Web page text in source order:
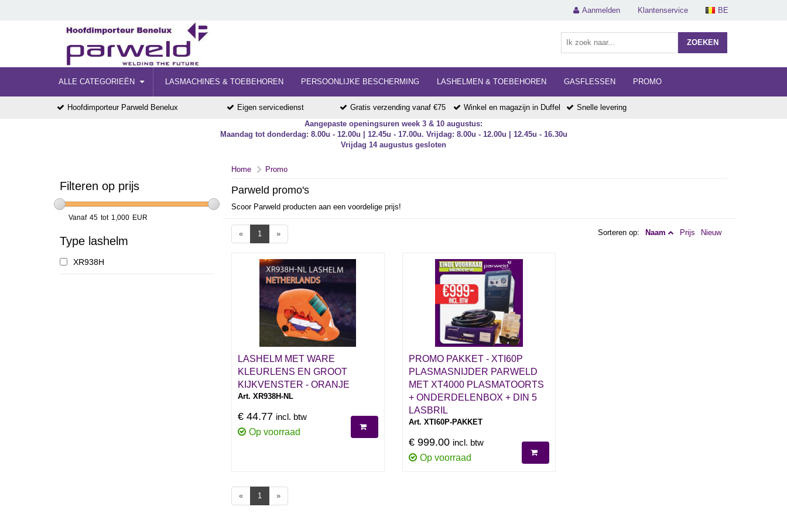
BE
Klantenservice
Aanmelden
ZOEKEN
ALLE CATEGORIEËN LASMACHINES & TOEBEHOREN PERSOONLIJKE BESCHERMING LASHELMEN & TOEBEHOREN GASFLESSEN PROMO
Hoofdimporteur Parweld Benelux Eigen servicedienst Gratis verzending vanaf €75 Winkel en magazijn in Duffel
Snelle levering
Aangepaste openingsuren week 3 & 10 augustus:
Maandag tot donderdag: 8.00u - 12.00u | 12.45u - 17.00u. Vrijdag: 8.00u - 12.00u | 12.45u - 16.30u
Vrijdag 14 augustus gesloten
Filteren op prijs
Vanaf 45 tot 1,000 EUR
Type lashelm
XR938H
Home Promo
Parweld promo's
Scoor Parweld producten aan een voordelige prijs!
« 1 » Sorteren op: Naam Prijs Nieuw
LASHELM MET WARE
KLEURLENS EN GROOT
KIJKVENSTER - ORANJE
Art. XR938H-NL
€ 44.77 incl. btw
Op voorraad
PROMO PAKKET - XTI60P
PLASMASNIJDER PARWELD
MET XT4000 PLASMATOORTS
+ ONDERDELENBOX + DIN 5
LASBRIL
Art. XTI60P-PAKKET
€ 999.00 incl. btw
Op voorraad
« 1 »